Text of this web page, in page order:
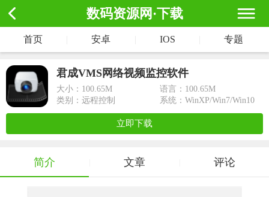
数码资源网·下载
首页 安卓 IOS 专题
君成VMS网络视频监控软件
大小： 100.65M
语言：100.65M
类别：远程控制
系统：WinXP/Win7/Win10
立即下载
简介 文章 评论